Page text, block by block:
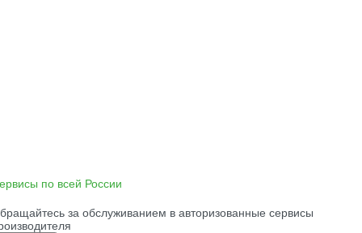
по всей России
за обслуживанием в авторизованные сервисы